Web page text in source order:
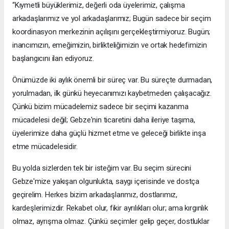
“Kıymetli büyüklerimiz, değerli oda üyelerimiz, çalışma
arkadaşlarımız ve yol arkadaşlarımız; Bugün sadece bir seçim
koordinasyon merkezinin açılışını gerçekleştirmiyoruz. Bugün;
inancımızın, emeğimizin, birlikteliğimizin ve ortak hedefimizin
başlangıcını ilan ediyoruz.
Önümüzde iki aylık önemli bir süreç var. Bu süreçte durmadan,
yorulmadan, ilk günkü heyecanımızı kaybetmeden çalışacağız.
Çünkü bizim mücadelemiz sadece bir seçimi kazanma
mücadelesi değil; Gebze'nin ticaretini daha ileriye taşıma,
üyelerimize daha güçlü hizmet etme ve geleceği birlikte inşa
etme mücadelesidir.
Bu yolda sizlerden tek bir isteğim var. Bu seçim sürecini
Gebze'mize yakışan olgunlukta, saygı içerisinde ve dostça
geçirelim. Herkes bizim arkadaşlarımız, dostlarımız,
kardeşlerimizdir. Rekabet olur, fikir ayrılıkları olur; ama kırgınlık
olmaz, ayrışma olmaz. Çünkü seçimler gelip geçer, dostluklar